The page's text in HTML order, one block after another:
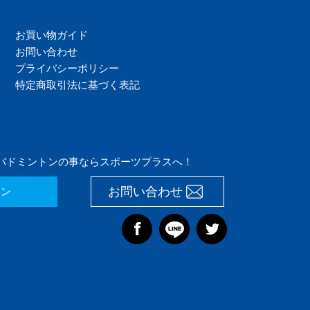
お買い物ガイド
お問い合わせ
プライバシーポリシー
特定商取引法に基づく表記
ドミントンの事ならスポーツプラスへ！
お問い合わせ